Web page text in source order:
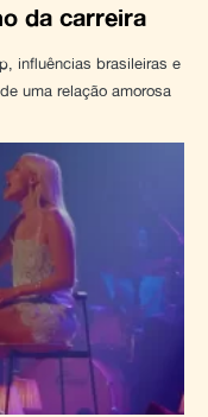
da carreira
influências brasileiras e
uma relação amorosa